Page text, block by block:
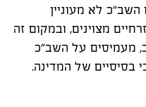
לא מעוניין
מצוינים, ובמקום זה
מעמיסים על השב"כ
בסיסיים של המדינה.